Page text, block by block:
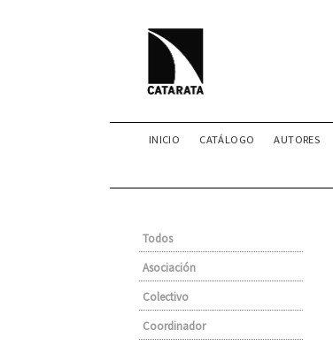
INICIO CATÁLOGO AUTORES
Todos
Asociación
Colectivo
Coordinador